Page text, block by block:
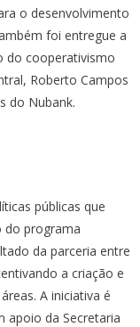
o desenvolvimento
foi entregue a
do cooperativismo
Roberto Campos
do Nubank.
públicas que
do programa
da parceria entre
a criação e
A iniciativa é
apoio da Secretaria